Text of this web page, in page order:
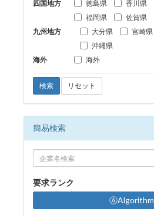
四国地方
徳島県 香川県
九州地方
福岡県 佐賀県
大分県
宮崎県
沖縄県
海外
海外
検索 リセット
簡易検索
要求ランク
ⒶAlgorithm